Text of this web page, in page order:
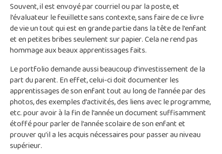
Souvent, il est envoyé par courriel ou par la poste, et
l’évaluateur le feuillette sans contexte, sans faire de ce livre
de vie un tout qui est en grande partie dans la tête de l’enfant
et en petites bribes seulement sur papier. Cela ne rend pas
hommage aux beaux apprentissages faits.
Le portfolio demande aussi beaucoup d’investissement de la
part du parent. En effet, celui-ci doit documenter les
apprentissages de son enfant tout au long de l’année par des
photos, des exemples d’activités, des liens avec le programme,
etc. pour avoir à la fin de l’année un document suffisamment
étoffé pour parler de l’année scolaire de son enfant et
prouver qu’il a les acquis nécessaires pour passer au niveau
supérieur.